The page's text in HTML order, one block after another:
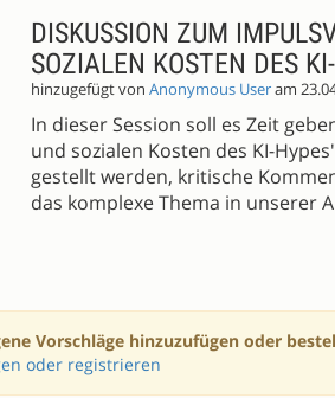
DISKUSSION ZUM
SOZIALEN KOSTEN DES
hinzugefügt von Anonymous Useram
In dieser Session soll es Zeit
und sozialen Kosten des KI-
gestellt werden, kritische
das komplexe Thema in unserer
Vorschläge hinzuzufügen oder
oder registrieren